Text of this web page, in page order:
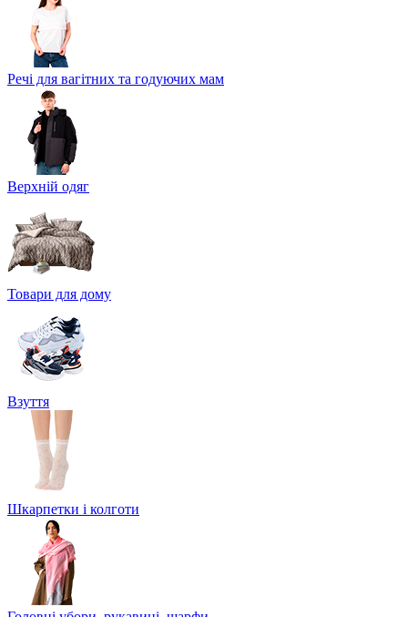
Речі для вагітних та годуючих мам
Верхній одяг
Товари для дому
Взуття
Шкарпетки і колготи